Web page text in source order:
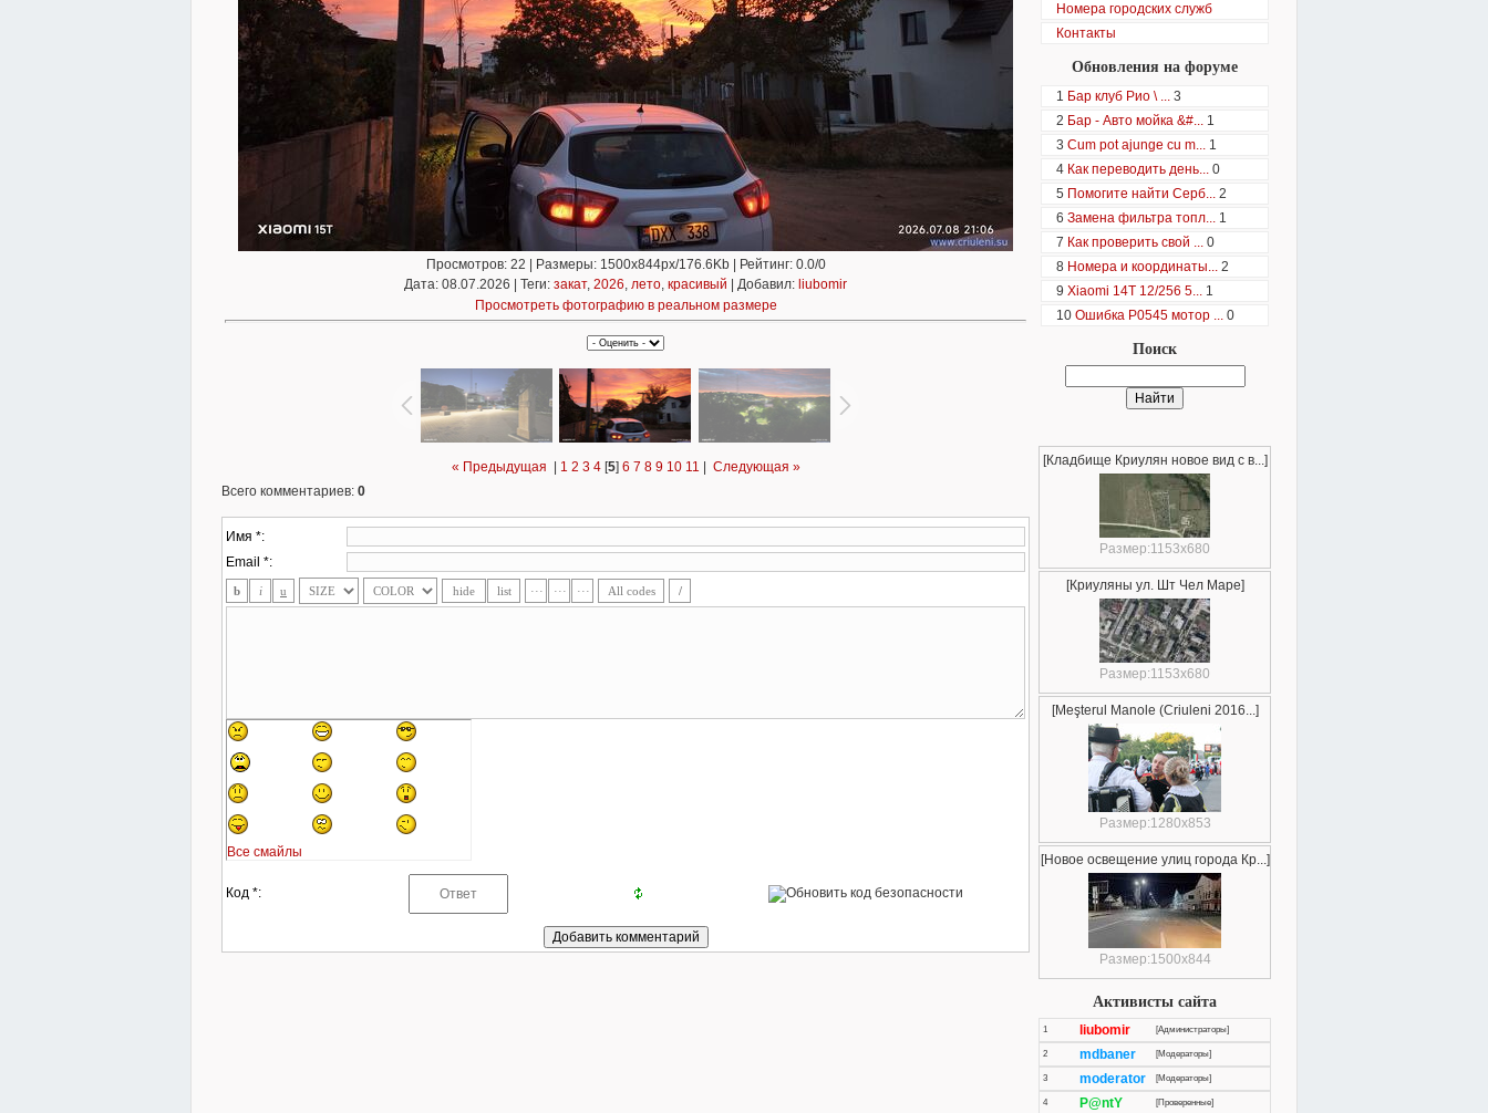
Просмотров: 22 | Размеры: 1500x844px/176.6Kb | Рейтинг: 0.0/0
Дата: 08.07.2026 | Теги: закат, 2026, лето, красивый Добавил: liubomir
Просмотреть фотографию в реальном размере
« Предыдущая 1 2 3 4[5] 6 7 8 9 10 11
Следующая »
Всего комментариев: 0
Имя *:
Email *:
Все смайлы
Код *:
Номера городских служб
Контакты
Обновления на форуме
1 Бар клуб Рио \ ... 3
2 Бар - Авто мойка &#... 1
3 Cum pot ajunge cu m... 1
4 Как переводить день... 0
5 Помогите найти Серб... 2
6 Замена фильтра топл... 1
7 Как проверить свой ... 0
8 Номера и координаты... 2
9 Xiaomi 14T 12/256 5... 1
10 Ошибка P0545 мотор ... 0
Поиск
[Кладбище Криулян новое вид с в...]
Размер:1153x680
[Криуляны ул. Шт Чел Маре]
Размер:1153x680
[Meşterul Manole (Criuleni 2016...]
Размер:1280x853
[Новое освещение улиц города Кр...]
Размер:1500x844
Активисты сайта
1 liubomir [Администраторы]
2 mdbaner [Модераторы]
3 moderator [Модераторы]
4 P@ntY [Проверенные]